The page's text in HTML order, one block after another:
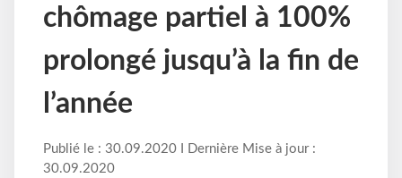
chômage partiel à 100%
prolongé jusqu’à la fin de
l’année
Publié le : 30.09.2020 I Dernière Mise à jour :
30.09.2020